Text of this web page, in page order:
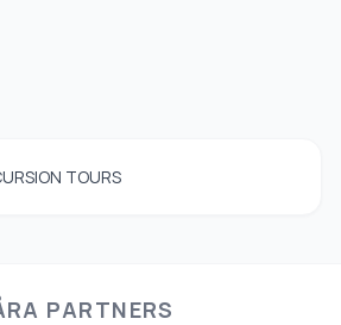
TOURS
PARTNERS